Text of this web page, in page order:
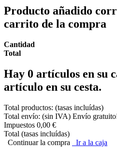
Producto añadido
carrito de la compra
Cantidad
Total
Hay 0 artículos en su
artículo en su cesta.
Total productos: (tasas incluídas)
Total envío: (sin IVA) Envío
Impuestos 0,00 €
Total (tasas incluídas)
Continuar la compra
Ir a la caja